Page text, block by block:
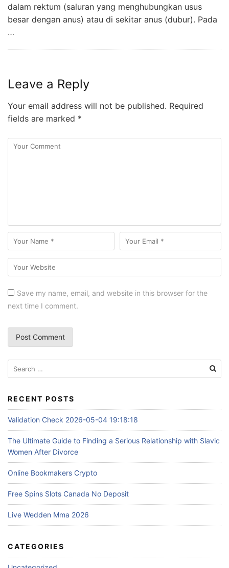
dalam rektum (saluran yang menghubungkan usus
besar dengan anus) atau di sekitar anus (dubur). Pada
…
Leave a Reply
Your email address will not be published. Required
fields are marked *
Save my name, email, and website in this browser for the
next time I comment.
e
r
c
h
f
o
r
RECENT POSTS
Validation Check 2026-05-04 19:18:18
The Ultimate Guide to Finding a Serious Relationship with Slavic
Women After Divorce
Online Bookmakers Crypto
Free Spins Slots Canada No Deposit
Live Wedden Mma 2026
CATEGORIES